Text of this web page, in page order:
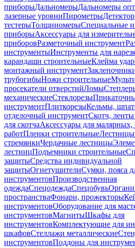
приборыДальномерыДальномеры
лазерные уровниПирометры
тестерыТолщиномерыСпециальные
приборыАксессуары для
приборовРазметочный инструмент
инструментыИнструменты для
карандаши строительныеКлейма
монтажный инструмент
трубогибыНожи строительные
просекатели отверстийЛомы
механическиеСтеклорезы
инструментПлиткорезыКельмы,
отделочный инструментСкотч,
для скотчаАксессуары для малярных,
работПленки строительныеЛестницы
стремянкиЧердачные лестницы
лестницПодъемники строительные
защитыСредства индивидуальной
защитыОгнетушителиСумки, пояса
инструментовПроизводственная
одеждаСпецодеждаСпецобувь
пространстваФонари, прожекторы
инструментовОборудование для
инструментовМагнитыШкафы для
инструментовКомплектующие для
шкафовСтеллажи металлические
инструментовПоддоны для